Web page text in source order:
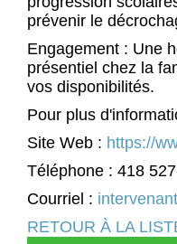
prévenir le
Engagement : Une
présentiel chez la
vos disponibilités.
Pour plus
Site Web : https://
Téléphone : 418
Courriel :
RETOUR À LA